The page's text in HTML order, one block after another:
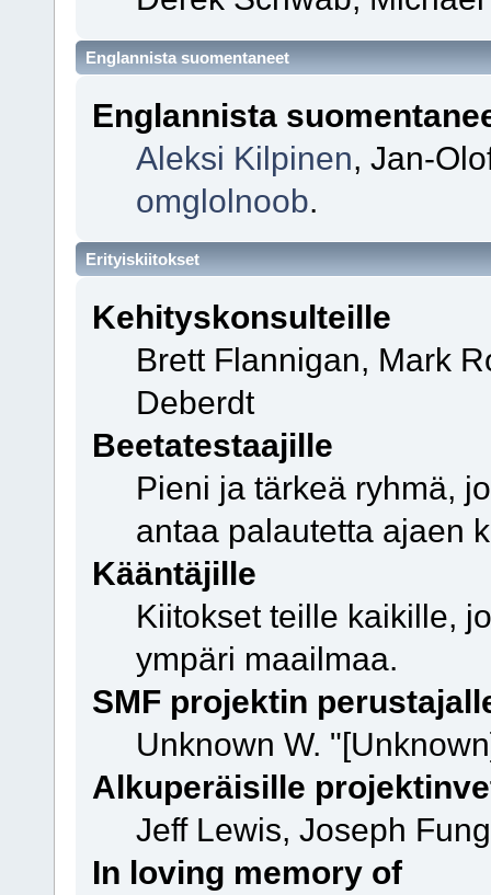
Englannista suomentaneet
Englannista
Aleksi Kilpinen, Jan-
omglolnoob.
Erityiskiitokset
Kehityskonsulteille
Brett Flannigan, Mark
Deberdt
Beetatestaajille
Pieni ja tärkeä ryhmä,
antaa palautetta ajaen
Kääntäjille
Kiitokset teille kaikille,
ympäri maailmaa.
SMF projektin
Unknown W.
Alkuperäisille
Jeff Lewis, Joseph
In loving memory of